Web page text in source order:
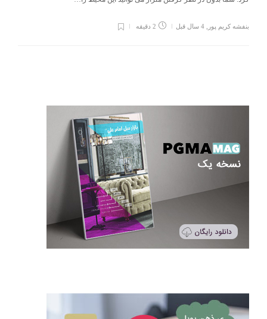
بنفشه کریم پور 4 سال قبل 2 دقیقه